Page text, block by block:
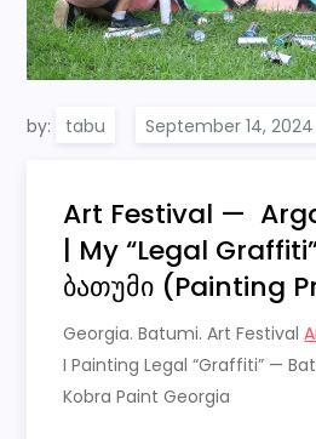
by: tabu
Art Festival —
| My “Legal
ბათუმი (Painting
Georgia. Batumi. Art Festival
I Painting Legal “Graffiti” —
Kobra Paint Georgia